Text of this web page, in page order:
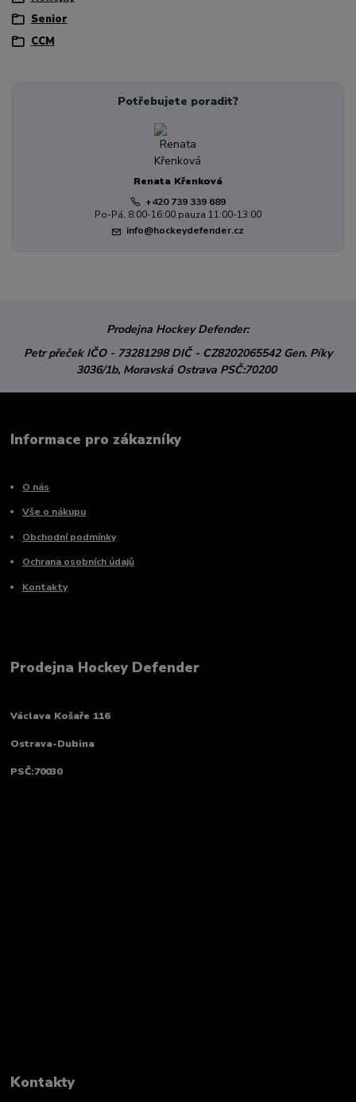
Senior
CCM
Potřebujete poradit?
Renata Křenková
+420 739 339 689
Po-Pá, 8:00-16:00 pauza 11:00-13:00
info@hockeydefender.cz
Prodejna Hockey Defender:
Petr přeček IČO - 73281298DIČ - CZ8202065542 Gen. Píky
3036/1b, Moravská Ostrava PSČ:70200
Informace pro zákazníky
O nás
Vše o nákupu
Obchodní podmínky
Ochrana osobních údajů
Kontakty
Prodejna Hockey Defender
Václava Košaře 116
Ostrava-Dubina
PSČ:70030
Kontakty